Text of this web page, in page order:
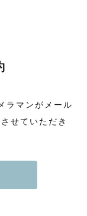
ラマンがメール
せていただき